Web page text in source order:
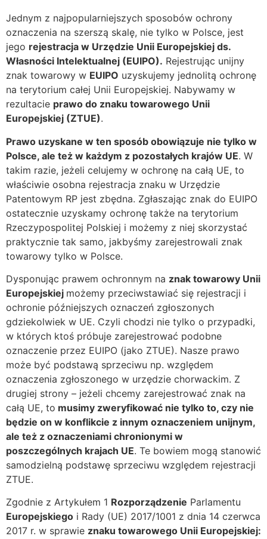
Jednym z najpopularniejszych sposobów ochrony
oznaczenia na szerszą skalę, nie tylko w Polsce, jest
jego rejestracja w Urzędzie Unii Europejskiej ds.
Własności Intelektualnej (EUIPO). Rejestrując unijny
znak towarowy w EUIPO uzyskujemy jednolitą ochronę
na terytorium całej Unii Europejskiej. Nabywamy w
rezultacie prawo do znaku towarowego Unii
Europejskiej (ZTUE).
Prawo uzyskane w ten sposób obowiązuje nie tylko w
Polsce, ale też w każdym z pozostałych krajów UE. W
takim razie, jeżeli celujemy w ochronę na całą UE, to
właściwie osobna rejestracja znaku w Urzędzie
Patentowym RP jest zbędna. Zgłaszając znak do EUIPO
ostatecznie uzyskamy ochronę także na terytorium
Rzeczypospolitej Polskiej i możemy z niej skorzystać
praktycznie tak samo, jakbyśmy zarejestrowali znak
towarowy tylko w Polsce.
Dysponując prawem ochronnym na znak towarowy Unii
Europejskiej możemy przeciwstawiać się rejestracji i
ochronie późniejszych oznaczeń zgłoszonych
gdziekolwiek w UE. Czyli chodzi nie tylko o przypadki,
w których ktoś próbuje zarejestrować podobne
oznaczenie przez EUIPO (jako ZTUE). Nasze prawo
może być podstawą sprzeciwu np. względem
oznaczenia zgłoszonego w urzędzie chorwackim. Z
drugiej strony – jeżeli chcemy zarejestrować znak na
całą UE, to musimy zweryfikować nie tylko to, czy nie
będzie on w konflikcie z innym oznaczeniem unijnym,
ale też z oznaczeniami chronionymi w
poszczególnych krajach UE. Te bowiem mogą stanowić
samodzielną podstawę sprzeciwu względem rejestracji
ZTUE.
Zgodnie z Artykułem 1 Rozporządzenie Parlamentu
Europejskiego i Rady (UE) 2017/1001 z dnia 14 czerwca
2017 r. w sprawie znaku towarowego Unii Europejskiej: